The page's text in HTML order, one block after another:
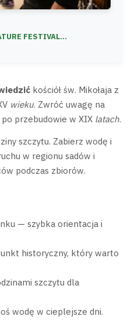
FESTIVAL...
kościół św. Mikołaja z
wieku. Zwróć uwagę na
przebudowie w XIX latach.
szczytu. Zabierz wodę i
w regionu sadów i
podczas zbiorów.
— szybka orientacja i
historyczny, który warto
szczytu dla
wodę w cieplejsze dni.